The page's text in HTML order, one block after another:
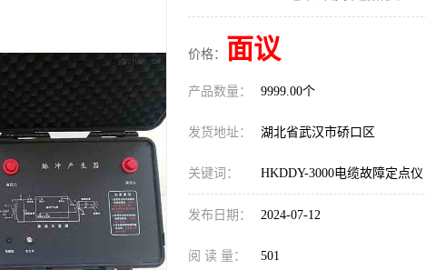
价格： 面议
产品数量： 9999.00个
发货地址： 湖北省武汉市硚口区
关键词： HKDDY-3000电缆故障定点仪
发布日期： 2024-07-12
阅 读 量： 501